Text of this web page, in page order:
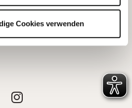
Cookies verwenden